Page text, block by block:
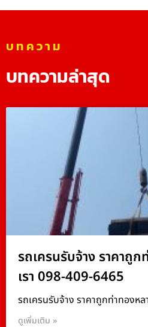
บทความ
บทความล่าสุด
รถเครนรับจ้าง ราคาถู
เรา 098-409-6465
รถเครนรับจ้าง ราคาถูกท่าทองห
ดูเพิ่มเติม »